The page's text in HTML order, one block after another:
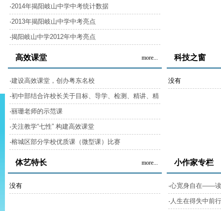
·2014年揭阳岐山中学中考统计数据
·2013年揭阳岐山中学中考亮点
·揭阳岐山中学2012年中考亮点
more...
高效课堂
·建设高效课堂，创办粤东名校
·初中部结合许校长关于目标、导学、检测、精讲、精
练的课堂优化框架进行课堂研讨课…
·丽珊老师的示范课
·关注教学“七性” 构建高效课堂
·榕城区部分学校优质课（微型课）比赛
科技之窗
没有
more...
体艺特长
没有
小作家专栏
·心宽身自在——读
· 人生在得失中前